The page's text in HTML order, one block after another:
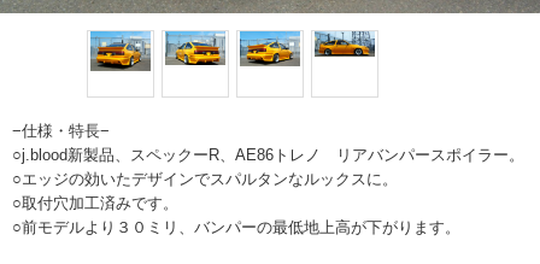
−仕様・特長−
○j.blood新製品、スペックーR、AE86トレノ リアバンパースポイラー。
○エッジの効いたデザインでスパルタンなルックスに。
○取付穴加工済みです。
○前モデルより３０ミリ、バンパーの最低地上高が下がります。